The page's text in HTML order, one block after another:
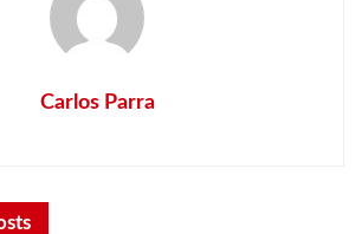
Carlos Parra